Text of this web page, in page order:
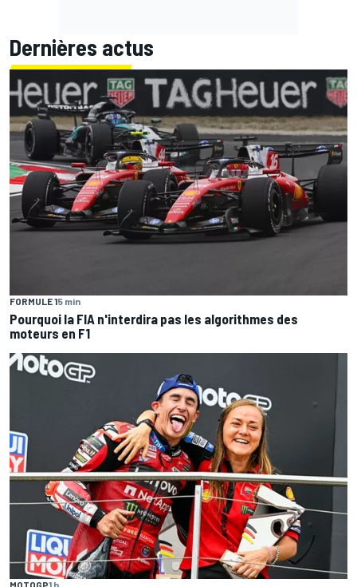
Dernières actus
FORMULE 15 min
Pourquoi la FIA n'interdira pas les algorithmes des
moteurs en F1
MOTOGP1 h